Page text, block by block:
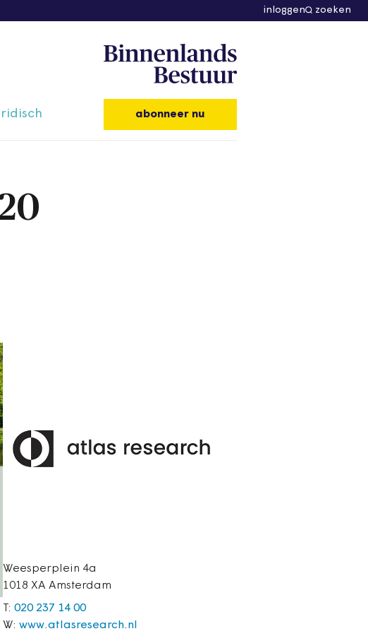
inloggen zoeken
abonneer nu
Weesperplein 4a
1018 XA Amsterdam
T: 020 237 14 00
W: www.atlasresearch.nl